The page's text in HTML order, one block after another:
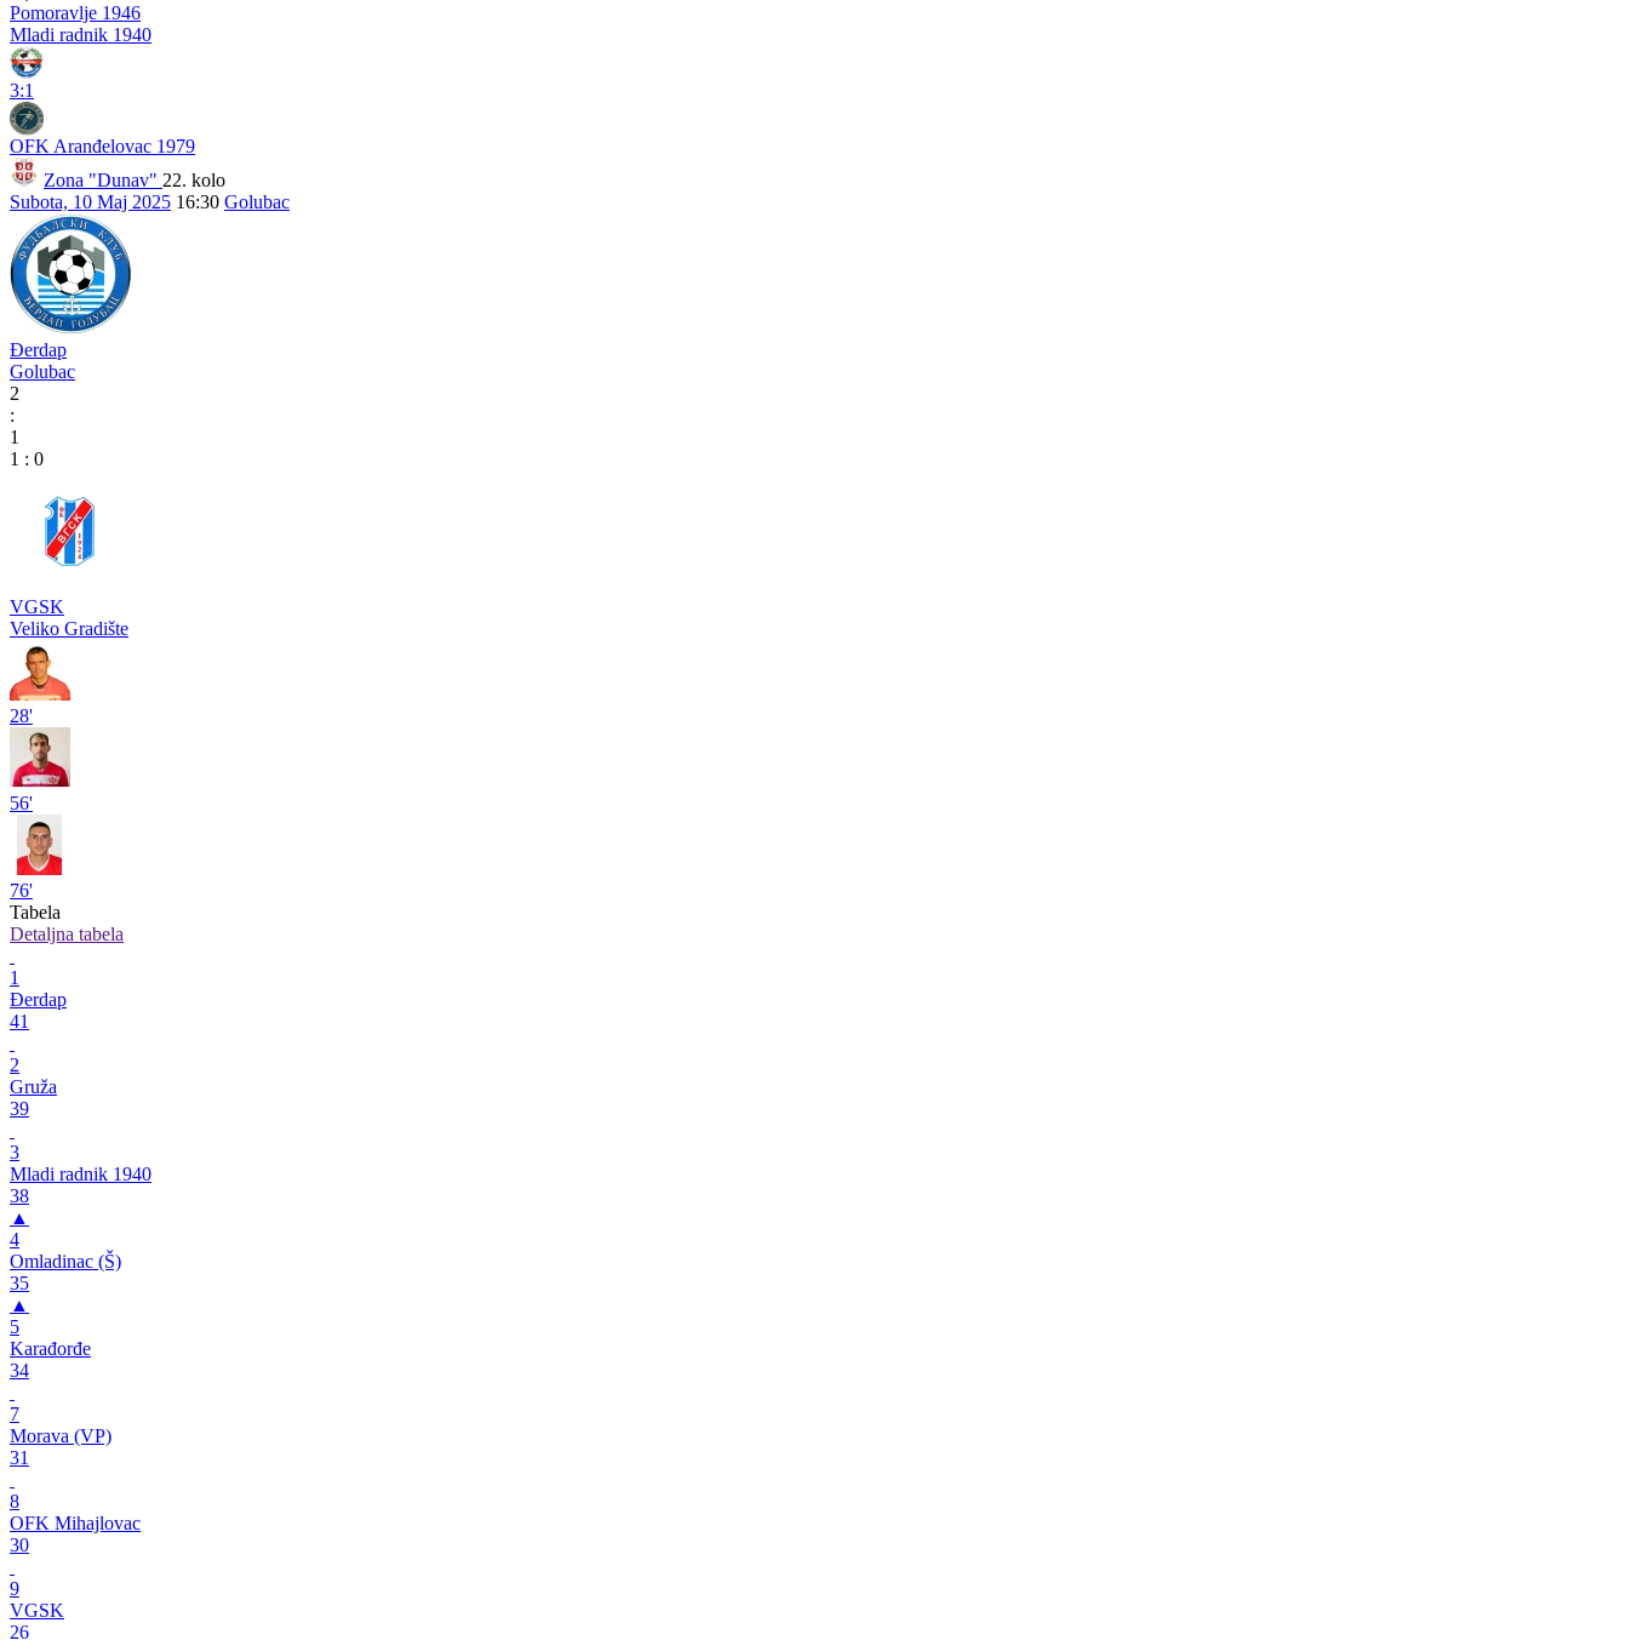
Pomoravlje 1946
Mladi radnik 1940
3:1
OFK Aranđelovac 1979
Zona "Dunav" 22. kolo
Subota, 10 Maj 2025 16:30 Golubac
Đerdap
Golubac
2
:
1
1 : 0
VGSK
Veliko Gradište
28'
56'
76'
Tabela
Detaljna tabela
1
Đerdap
41
2
Gruža
39
3
Mladi radnik 1940
38
▲
4
Omladinac (Š)
35
▲
5
Karađorđe
34
7
Morava (VP)
31
8
OFK Mihajlovac
30
9
VGSK
26